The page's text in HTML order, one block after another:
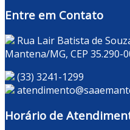
Entre em Contato
Rua Lair Batista de
Mantena/MG, CEP 35.290-
(33) 3241-1299
Horário de